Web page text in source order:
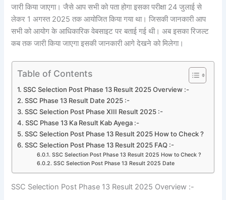
जारी किया जाएगा। जैसे आप सभी को पता होगा इसका परीक्षा 24 जुलाई से
लेकर 1 अगस्त 2025 तक आयोजित किया गया था। जिसकी जानकारी आप
सभी को आयोग के आधिकारिक वेबसाइट पर बताई गई थी। अब इसका रिजल्ट
कब तक जारी किया जाएगा इसकी जानकारी आगे देखने को मिलेगा।
Table of Contents
SSC Selection Post Phase 13 Result 2025 Overview :-
SSC Phase 13 Result Date 2025 :-
SSC Selection Post Phase XIII Result 2025 :-
SSC Phase 13 Ka Result Kab Ayega :-
SSC Selection Post Phase 13 Result 2025 How to Check ?
SSC Selection Post Phase 13 Result 2025 FAQ :-
SSC Selection Post Phase 13 Result 2025 How to Check ?
SSC Selection Post Phase 13 Result 2025 Date
SSC Selection Post Phase 13 Result 2025 Overview :-